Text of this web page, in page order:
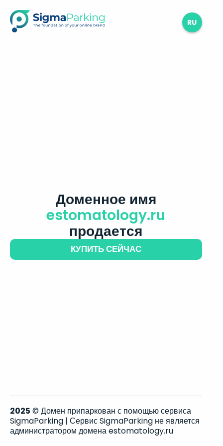
RU
Доменное имя
estomatology.ru
продается
КУПИТЬ СЕЙЧАС
2025 © Домен припаркован с помощью сервиса
SigmaParking | Сервис SigmaParking не является
администратором домена estomatology.ru